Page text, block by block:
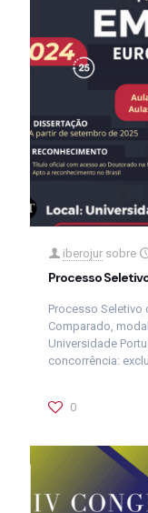
iberojur sobre
Processo
Processo Seletivo
Comparado,
Universidade
concorrência:
0